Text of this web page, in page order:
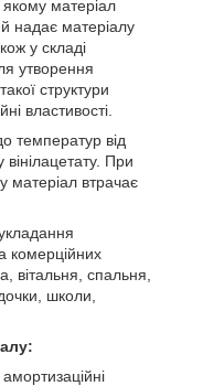
якому матеріал
надає матеріалу
у складі
утворення
структури
властивості.
температур від
При
матеріал втрачає
комерційних
вітальня, спальня,
школи,
амортизаційні